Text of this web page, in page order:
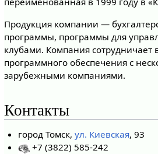
Продукция компании —
программы, программы для
клубами. Компания сотрудничает
программного обеспечения с
зарубежными компаниями.
Контакты
город Томск,ул. Киевская, 93
+7 (3822) 585-242